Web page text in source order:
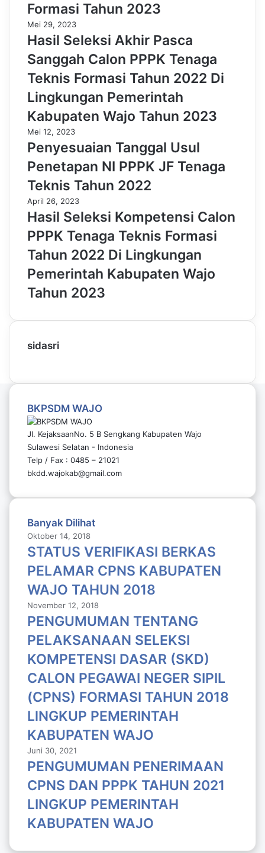
Formasi Tahun 2023
Mei 29, 2023
Hasil Seleksi Akhir Pasca
Sanggah Calon PPPK Tenaga
Teknis Formasi Tahun 2022 Di
Lingkungan Pemerintah
Kabupaten Wajo Tahun 2023
Mei 12, 2023
Penyesuaian Tanggal Usul
Penetapan NI PPPK JF Tenaga
Teknis Tahun 2022
April 26, 2023
Hasil Seleksi Kompetensi Calon
PPPK Tenaga Teknis Formasi
Tahun 2022 Di Lingkungan
Pemerintah Kabupaten Wajo
Tahun 2023
sidasri
BKPSDM WAJO
Jl. KejaksaanNo. 5 B Sengkang Kabupaten Wajo
Sulawesi Selatan - Indonesia
Telp / Fax : 0485 – 21021
bkdd.wajokab@gmail.com
Banyak Dilihat
Oktober 14, 2018
STATUS VERIFIKASI BERKAS
PELAMAR CPNS KABUPATEN
WAJO TAHUN 2018
November 12, 2018
PENGUMUMAN TENTANG
PELAKSANAAN SELEKSI
KOMPETENSI DASAR (SKD)
CALON PEGAWAI NEGER SIPIL
(CPNS) FORMASI TAHUN 2018
LlNGKUP PEMERINTAH
KABUPATEN WAJO
Juni 30, 2021
PENGUMUMAN PENERIMAAN
CPNS DAN PPPK TAHUN 2021
LINGKUP PEMERINTAH
KABUPATEN WAJO